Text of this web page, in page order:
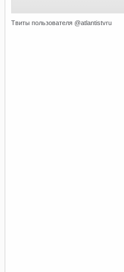
Твиты пользователя @atlantistvru